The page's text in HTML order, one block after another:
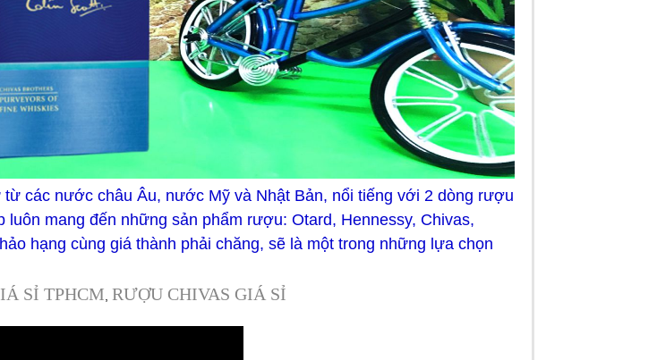
các nước châu Âu, nước Mỹ và Nhật Bản, nổi tiếng với 2 dòng rượu
luôn mang đến những sản phẩm rượu: Otard, Hennessy, Chivas,
hạng cùng giá thành phải chăng, sẽ là một trong những lựa chọn
SỈ TPHCM, RƯỢU CHIVAS GIÁ SỈ